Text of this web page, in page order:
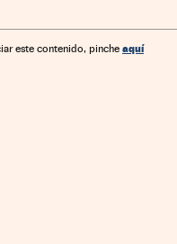
este contenido, pinche aquí